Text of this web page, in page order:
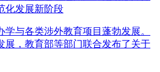
化发展新阶段
与各类涉外教育项目蓬勃发展。
展，教育部等部门联合发布了关于